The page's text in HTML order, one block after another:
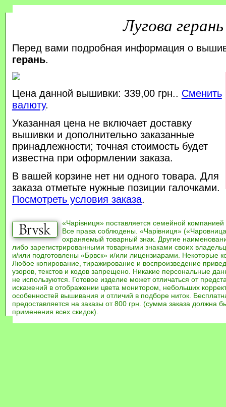
Лугова герань
Перед вами подробная информация о
герань.
Цена данной вышивки: 339,00 грн.. Сменить
валюту.
Указанная цена не включает доставку
вышивки и дополнительно заказанные
принадлежности; точная стоимость будет
известна при оформлении заказа.
В вашей корзине нет ни одного товара. Для
заказа отметьте нужные позиции галочками.
Посмотреть условия заказа.
«Чарівниця» поставляется семейной компанией
Все права соблюдены. «Чарівниця»
охраняемый товарный знак. Другие
либо зарегистрированными товарными знаками своих
и/или подготовлены «Брвск» и/или лицензиарами. Некоторые
Любое копирование, тиражирование и воспроизведение
узоров, текстов и кодов запрещено. Никакие персональные
не используются. Готовое изделие может отличаться от
искажений в отображении цвета монитором, небольших
особенностей вышивания и отличий в подборе ниток.
предоставляется на заказы от 800 грн. (сумма заказа должна
применения всех скидок).